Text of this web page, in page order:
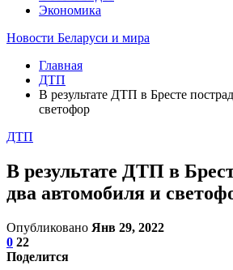
Экономика
Новости Беларуси и мира
Главная
ДТП
В результате ДТП в Бресте
светофор
ДТП
В результате ДТП в
два автомобиля и
Опубликовано Янв 29, 2022
0 22
Поделится